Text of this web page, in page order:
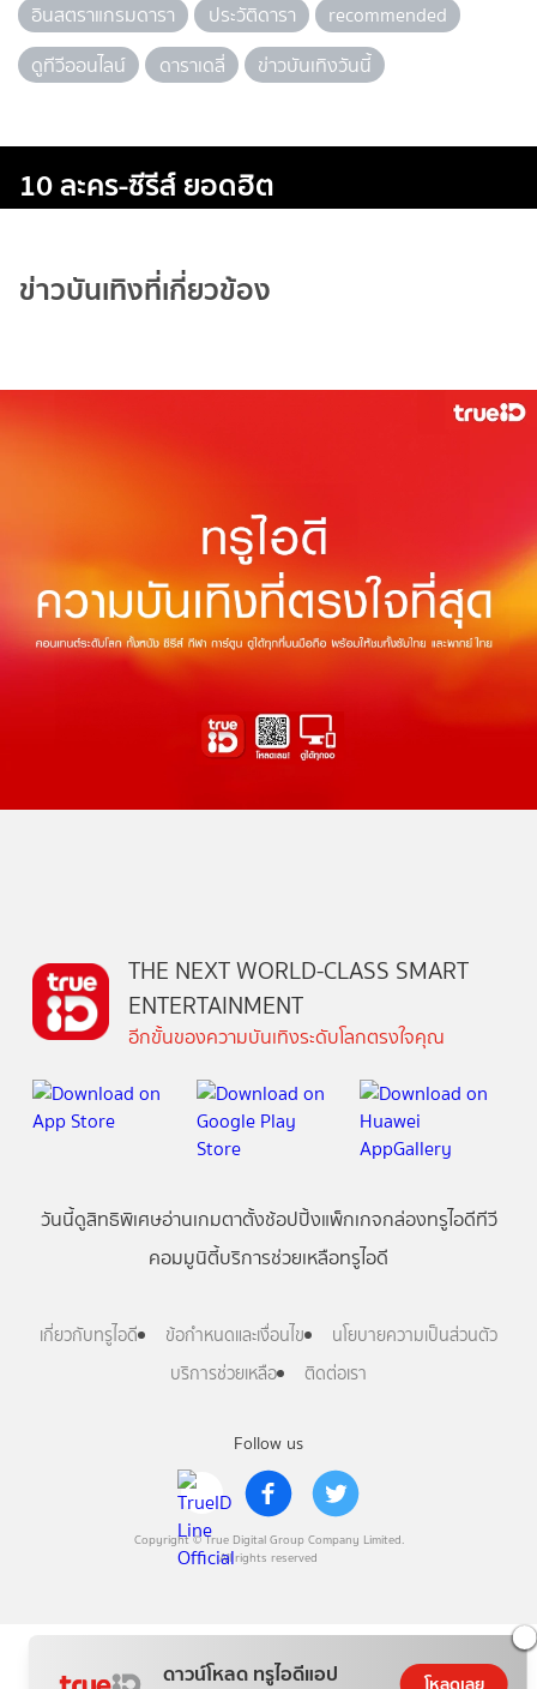
อินสตราแกรมดารา
ประวัติดารา
recommended
ดูทีวีออนไลน์
ดาราเดลี่ ข่าวบันเทิงวันนี้
10 ละคร-ซีรีส์ ยอดฮิต
ข่าวบันเทิงที่เกี่ยวข้อง
ดาวน์โหลด ทรูไอดีแอป
Follow us
Copyright © True Digital Group Company Limited.
All rights reserved
THE NEXT WORLD-CLASS SMART
ENTERTAINMENT
อีกขั้นของความบันเทิงระดับโลกตรงใจคุณ
วันนี้ดูสิทธิพิเศษอ่านเกมตาตั้งช้อปปิ้งแพ็กเกจกล่องทรูไอดีทีวี
คอมมูนิตี้บริการช่วยเหลือทรูไอดี
เกี่ยวกับทรูไอดี ข้อกำหนดและเงื่อนไข
นโยบายความเป็นส่วนตัว
บริการช่วยเหลือ
ติดต่อเรา